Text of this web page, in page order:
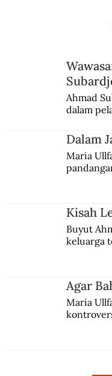
Ahmad
dalam
Jules
Dalam
Maria
Kisah
Buyut
keluarga
Agar
Maria